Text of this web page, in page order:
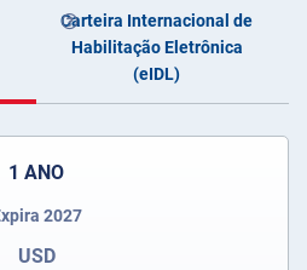
Carteira Internacional de
Habilitação Eletrônica
(eIDL)
1 ANO
2027
USD